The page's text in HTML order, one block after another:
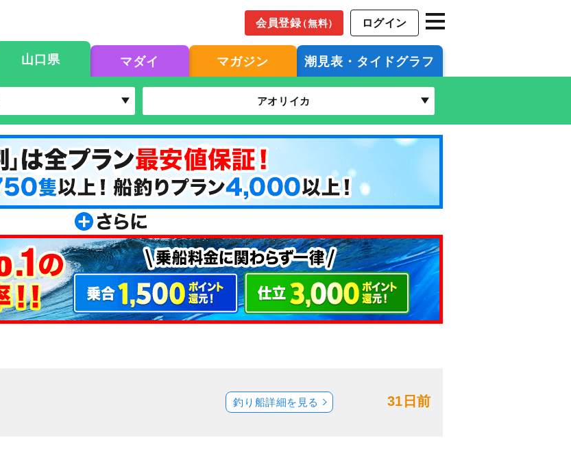
会員登録（無料） ログイン
山口県 マダイ マガジン 潮見表・タイドグラフ
アオリイカ
31日前
釣り船詳細を見る